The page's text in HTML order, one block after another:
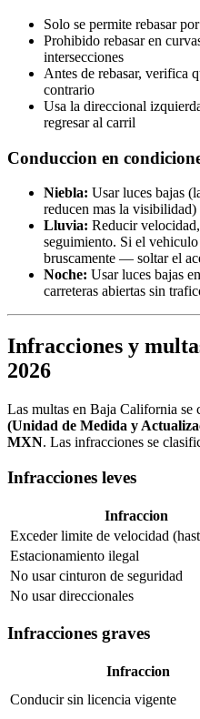
Solo se permite rebasar
Prohibido rebasar en
intersecciones
Antes de rebasar, verifica
contrario
Usa la direccional
regresar al carril
Conduccion en
Niebla: Usar luces bajas
reducen mas la visibilidad)
Lluvia: Reducir
seguimiento. Si el
bruscamente — soltar el
Noche: Usar luces bajas
carreteras abiertas sin
Infracciones y
2026
Las multas en Baja California se
(Unidad de Medida y
MXN. Las infracciones se
Infracciones leves
Infraccion
Exceder limite de velocidad
Estacionamiento ilegal
No usar cinturon de seguridad
No usar direccionales
Infracciones graves
Infraccion
Conducir sin licencia vigente